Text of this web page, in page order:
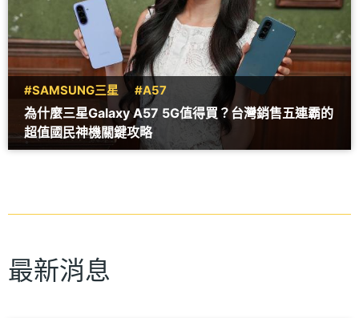
#SAMSUNG三星 #A57
為什麼三星Galaxy A57 5G值得買？台灣銷售五連霸的
超值國民神機關鍵攻略
最新消息